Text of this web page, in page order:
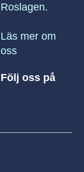
Roslagen.
.
Läs mer om
oss
Följ oss på